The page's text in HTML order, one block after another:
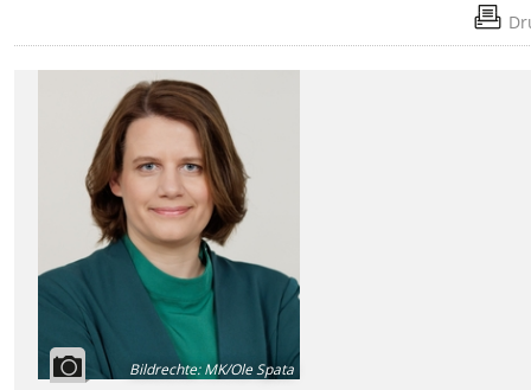
Bildrechte:MK/Ole Spata